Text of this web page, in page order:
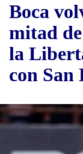
Boca
mitad
la
con San